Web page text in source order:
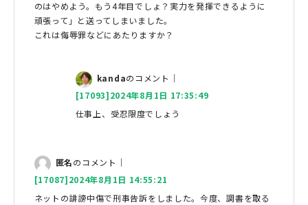
のはやめよう。もう4年目でしょ？実力を発揮できるように
頑張って」と送ってしまいました。
これは侮辱罪などにあたりますか？
kandaのコメント｜
[17093]2024年8月1日 17:35:49
仕事上、受忍限度でしょう
匿名のコメント｜
[17087]2024年8月1日 14:55:21
ネットの誹謗中傷で刑事告訴をしました。今度、調書を取る